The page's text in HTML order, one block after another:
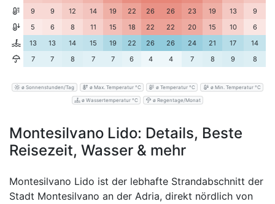
9
9 12 14 19 22 26 26 23 19 13
9
5
6 8 11 15 18 22 22 20 15 10
6
13
13 14 15 19 22 26 26 24 21 17
14
7
7 8 7 7 6 4 4 7 8 9 8
ø Sonnenstunden/Tag ø Max. Temperatur °C ø Temperatur °C ø Min. Temperatur °C
ø Wassertemperatur °C ø Regentage/Monat
Montesilvano Lido: Details, Beste
Reisezeit, Wasser & mehr
Montesilvano Lido ist der lebhafte Strandabschnitt der
Stadt Montesilvano an der Adria, direkt nördlich von